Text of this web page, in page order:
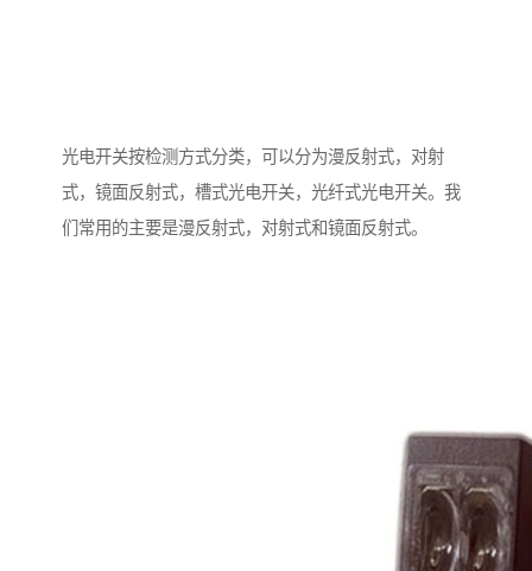
光电开关按检测方式分类，可以分为漫反射式，对射
式，镜面反射式，槽式光电开关，光纤式光电开关。我
们常用的主要是漫反射式，对射式和镜面反射式。